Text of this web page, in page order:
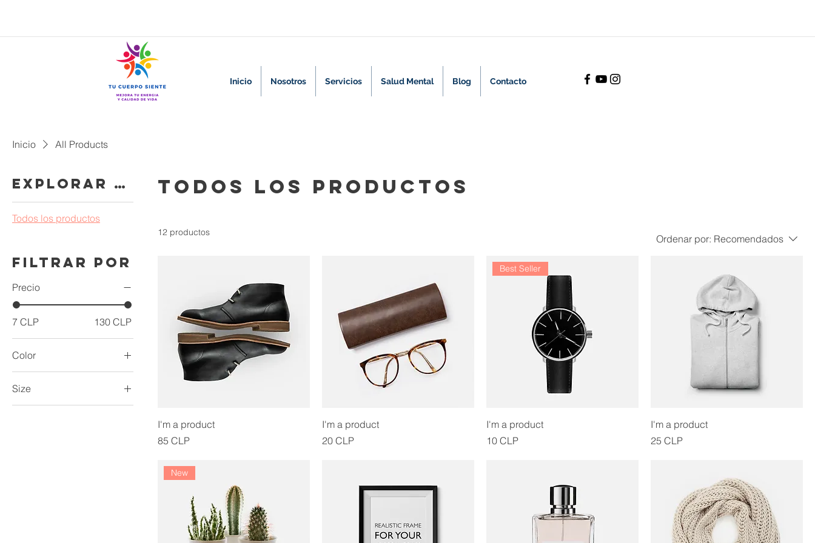
Inicio Nosotros Servicios Salud Mental Blog Contacto
Inicio All Products
Explorar por
Todos los productos
Filtrar por
Precio
7 CLP 130 CLP
Color
Size
Todos los productos
12 productos
Ordenar por: Recomendados
I'm a product
Precio
85 CLP
I'm a product
Precio
20 CLP
Best Seller
I'm a product
Precio
10 CLP
I'm a product
Precio
25 CLP
New